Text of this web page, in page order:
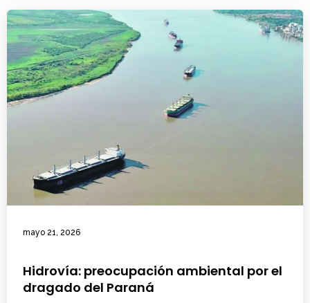
mayo 21, 2026
Hidrovía: preocupación ambiental por el
dragado del Paraná